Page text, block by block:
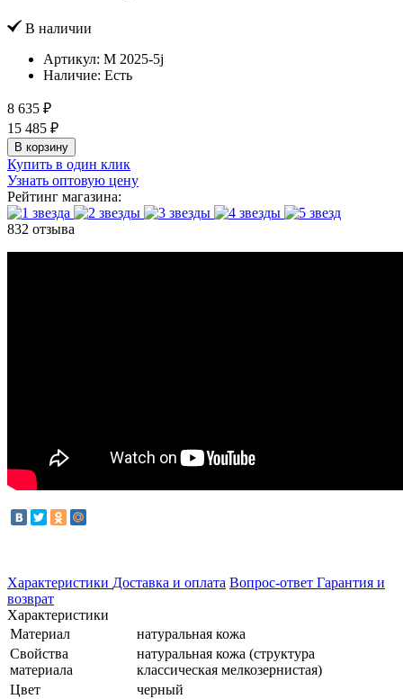
В наличии
Артикул: M 2025-5j
Наличие: Есть
8 635 ₽
15 485 ₽
В корзину
Купить в один клик
Узнать оптовую цену
Рейтинг магазина:
832 отзыва
Характеристики Доставка и оплата Вопрос-ответ Гарантия и
возврат
Характеристики
Материал
натуральная кожа
Свойства
материала
натуральная кожа (структура
классическая мелкозернистая)
Цвет
черный